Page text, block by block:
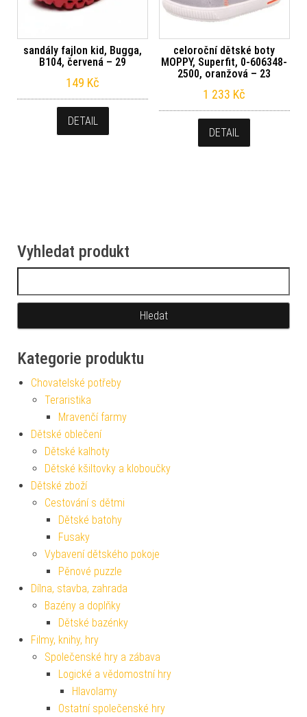
sandály fajlon kid, Bugga,
B104, červená – 29
149 Kč
DETAIL
celoroční dětské boty
MOPPY, Superfit, 0-606348-
2500, oranžová – 23
1 233 Kč
DETAIL
Vyhledat produkt
Kategorie produktu
Chovatelské potřeby
Teraristika
Mravenčí farmy
Dětské oblečení
Dětské kalhoty
Dětské kšiltovky a kloboučky
Dětské zboží
Cestování s dětmi
Dětské batohy
Fusaky
Vybavení dětského pokoje
Pěnové puzzle
Dílna, stavba, zahrada
Bazény a doplňky
Dětské bazénky
Filmy, knihy, hry
Společenské hry a zábava
Logické a vědomostní hry
Hlavolamy
Ostatní společenské hry